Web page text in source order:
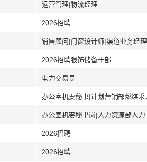
运营管理|物流经理
2026招聘
销售顾问|门窗设计师|渠道业务经理
2026招聘银饰储备干部
电力交易员
2026招聘
2026招聘